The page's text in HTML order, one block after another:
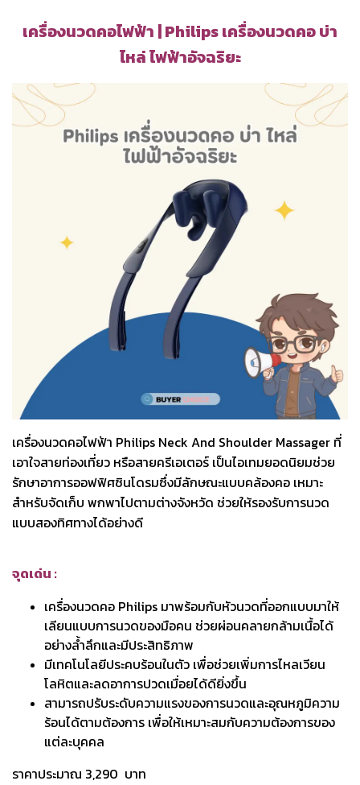
เครื่องนวดคอไฟฟ้า | Philips เครื่องนวดคอ บ่า
ไหล่ ไฟฟ้าอัจฉริยะ
เครื่องนวดคอไฟฟ้า Philips Neck And Shoulder Massager ที่
เอาใจสายท่องเที่ยว หรือสายครีเอเตอร์ เป็นไอเทมยอดนิยมช่วย
รักษาอาการออฟฟิศซินโดรมซึ่งมีลักษณะแบบคล้องคอ เหมาะ
สำหรับจัดเก็บ พกพาไปตามต่างจังหวัด ช่วยให้รองรับการนวด
แบบสองทิศทางได้อย่างดี
จุดเด่น :
เครื่องนวดคอ Philips มาพร้อมกับหัวนวดที่ออกแบบมาให้
เลียนแบบการนวดของมือคน ช่วยผ่อนคลายกล้ามเนื้อได้
อย่างล้ำลึกและมีประสิทธิภาพ
มีเทคโนโลยีประคบร้อนในตัว เพื่อช่วยเพิ่มการไหลเวียน
โลหิตและลดอาการปวดเมื่อยได้ดียิ่งขึ้น
สามารถปรับระดับความแรงของการนวดและอุณหภูมิความ
ร้อนได้ตามต้องการ เพื่อให้เหมาะสมกับความต้องการของ
แต่ละบุคคล
ราคาประมาณ 3,290 บาท